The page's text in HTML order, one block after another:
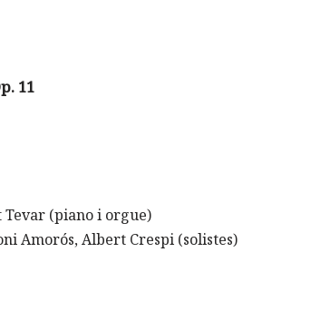
11
Tevar (piano i orgue)
Amorós, Albert Crespi (solistes)